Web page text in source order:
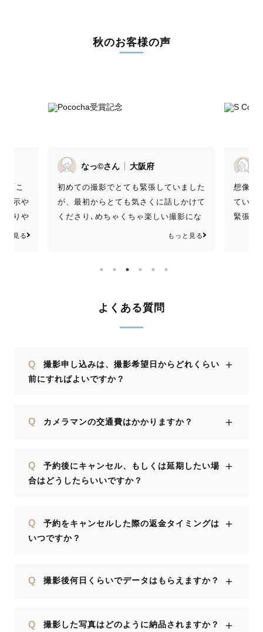
秋のお客様の声
「こ
指示や
かりや
確実
と見る
なっ©さん 大阪府
初めての撮影でとても緊張していました
が、最初からとても気さくに話しかけて
くださり､めちゃくちゃ楽しい撮影にな
りました！丁寧な対応と温かいお言葉を
もっと見る
想像以
ていた
緊張す
よくある質問
Q
撮影申し込みは、撮影希望日からどれくらい
前にすればよいですか？
＋
Q カメラマンの交通費はかかりますか？ ＋
Q
予約後にキャンセル、もしくは延期したい場
合はどうしたらいいですか？
＋
Q
予約をキャンセルした際の返金タイミングは
いつですか？
＋
Q 撮影後何日くらいでデータはもらえますか？ ＋
Q 撮影した写真はどのように納品されますか？ ＋